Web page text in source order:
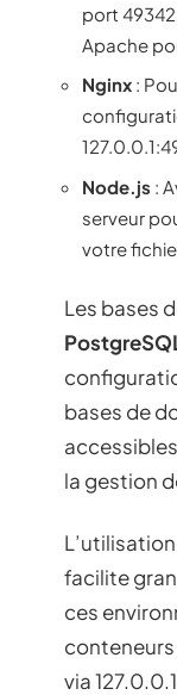
port
Apache
Nginx :
Node.js :
serveur
votre
Les bases
bases de
la gestion
facilite
ces
via